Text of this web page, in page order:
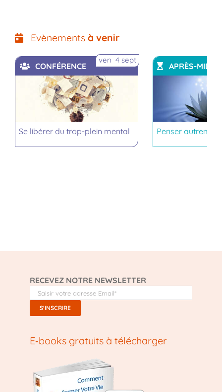
Evènements à venir
CONFÉRENCE
ven 4 sept
Se libérer du trop-plein mental
APRÈS-MIDI
Penser
RECEVEZ NOTRE NEWSLETTER
E‑books gratuits à télécharger